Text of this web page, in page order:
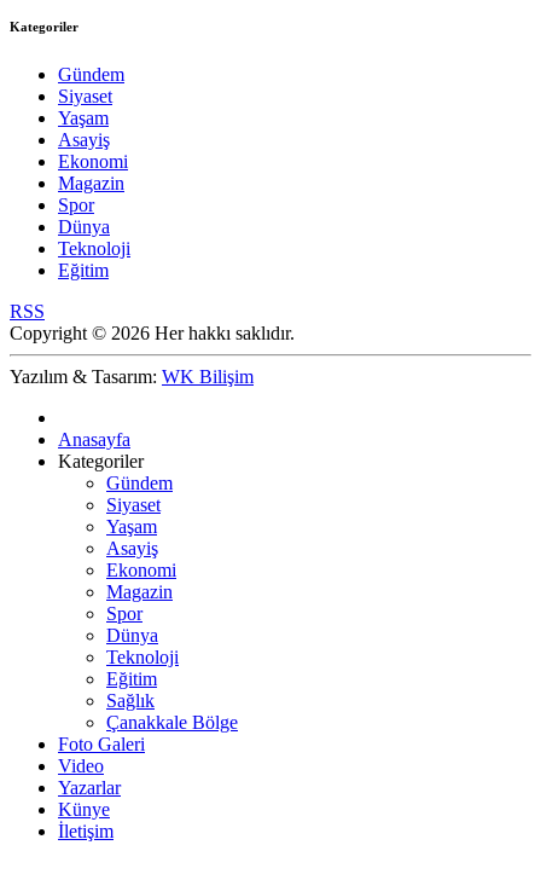
Kategoriler
Gündem
Siyaset
Yaşam
Asayiş
Ekonomi
Magazin
Spor
Dünya
Teknoloji
Eğitim
RSS
Copyright © 2026 Her hakkı saklıdır.
Yazılım & Tasarım: WK Bilişim
Anasayfa
Kategoriler
Gündem
Siyaset
Yaşam
Asayiş
Ekonomi
Magazin
Spor
Dünya
Teknoloji
Eğitim
Sağlık
Çanakkale Bölge
Foto Galeri
Video
Yazarlar
Künye
İletişim